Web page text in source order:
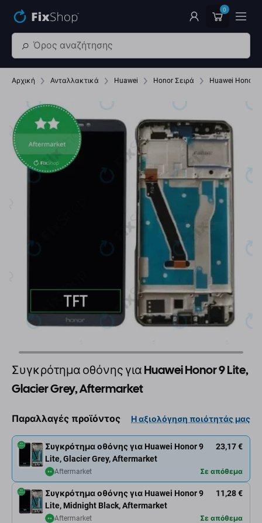
0
Αρχική Ανταλλακτικά Huawei Honor Σειρά Huawei Honor 9
Συγκρότημα οθόνης για Huawei Honor 9 Lite,
Glacier Grey, Aftermarket
Παραλλαγές προϊόντος Η αξιολόγηση ποιότητάς μας
Συγκρότημα οθόνης για Huawei Honor 9
Lite, Glacier Grey, Aftermarket
23,17 €
Aftermarket Σε απόθεμα
Συγκρότημα οθόνης για Huawei Honor 9
Lite, Midnight Black, Aftermarket
11,28 €
Aftermarket Σε απόθεμα